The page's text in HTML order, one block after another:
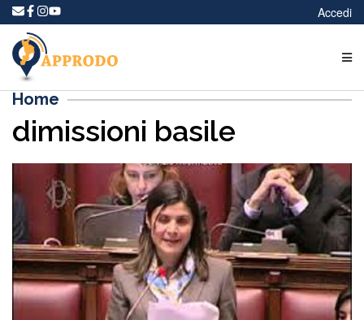
Accedi
Home
dimissioni basile